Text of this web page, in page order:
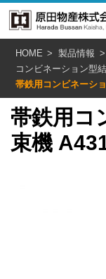
HOME 製品情報
コンビネーション型
帯鉄用コンビネーシ
帯鉄用コ
束機